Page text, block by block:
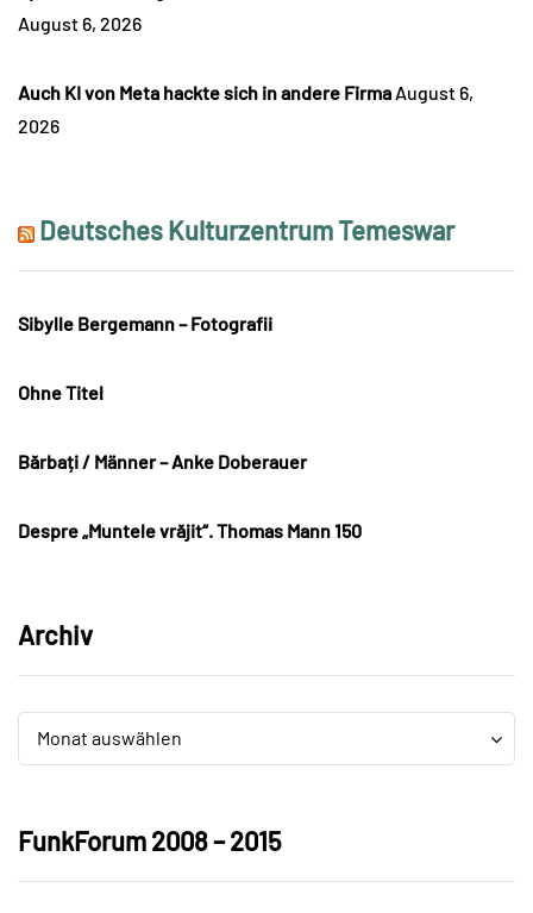
August 6, 2026
Auch KI von Meta hackte sich in andere Firma August 6,
2026
Deutsches Kulturzentrum Temeswar
Sibylle Bergemann – Fotografii
Ohne Titel
Bărbați / Männer – Anke Doberauer
Despre „Muntele vrăjit“. Thomas Mann 150
Archiv
Archiv
Monat auswählen
Archiv
FunkForum 2008 – 2015